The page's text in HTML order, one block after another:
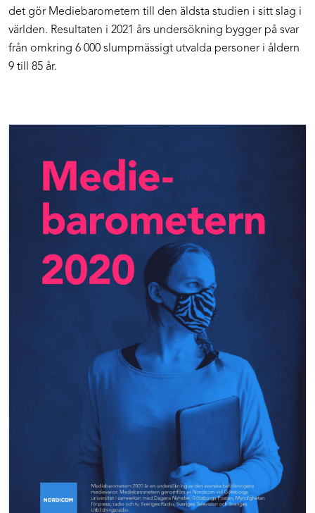
det gör Mediebarometern till den äldsta studien i sitt slag i
världen. Resultaten i 2021 års undersökning bygger på svar
från omkring 6 000 slumpmässigt utvalda personer i åldern
9 till 85 år.